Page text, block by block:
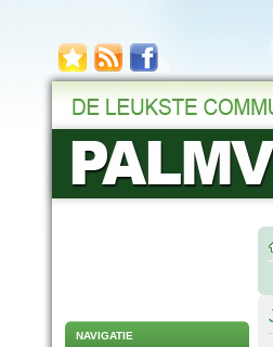
NAVIGATIE